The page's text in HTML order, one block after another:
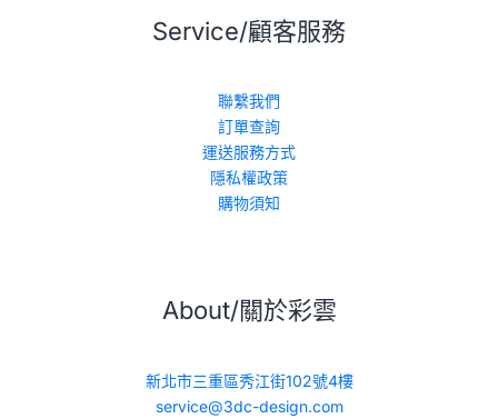
Service/顧客服務
聯繫我們
訂單查詢
運送服務方式
隱私權政策
購物須知
About/關於彩雲
新北市三重區秀江街102號4樓
service@3dc-design.com